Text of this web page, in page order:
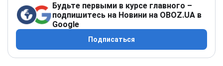
Будьте первыми в курсе главного –
подпишитесь на Новини на OBOZ.UA в
Google
Подписаться